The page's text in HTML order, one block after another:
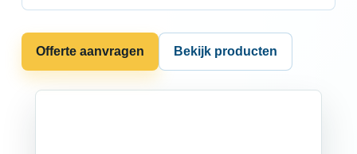
Offerte aanvragen Bekijk producten